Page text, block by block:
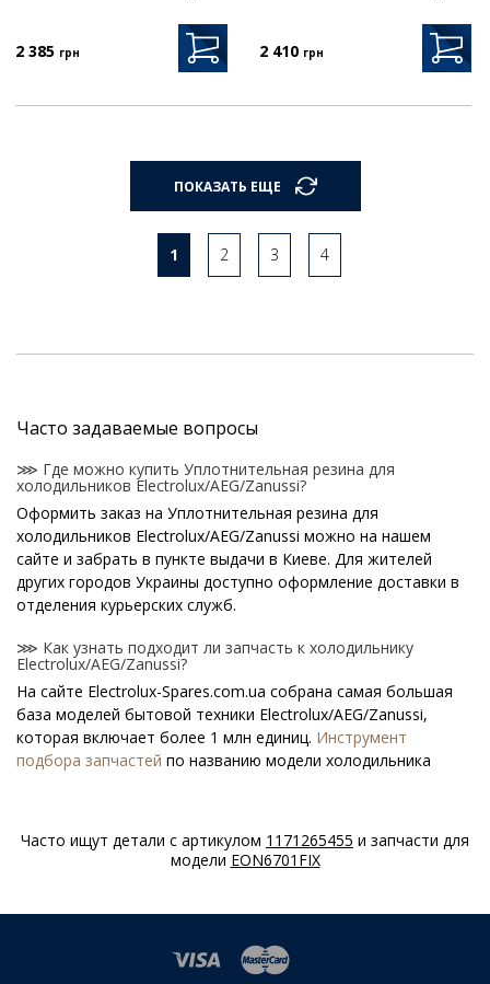
2 385 грн 2 410 грн
ПОКАЗАТЬ ЕЩЕ
1 2 3 4
Часто задаваемые вопросы
⋙ Где можно купить Уплотнительная резина для
холодильников Electrolux/AEG/Zanussi?
Оформить заказ на Уплотнительная резина для
холодильников Electrolux/AEG/Zanussi можно на нашем
сайте и забрать в пункте выдачи в Киеве. Для жителей
других городов Украины доступно оформление доставки в
отделения курьерских служб.
⋙ Как узнать подходит ли запчасть к холодильнику
Electrolux/AEG/Zanussi?
На сайте Electrolux-Spares.com.ua собрана самая большая
база моделей бытовой техники Electrolux/AEG/Zanussi,
которая включает более 1 млн единиц. Инструмент
подбора запчастей по названию модели холодильника
Специальная наклейка производителя с названием модели
и другими параметрами - шильдик находится на корпусе
⋙ Сколько стоит Уплотнительная резина для
холодильников Electrolux/AEG/Zanussi?
Часто ищут детали с артикулом 1171265455 и запчасти для
модели EON6701FIX